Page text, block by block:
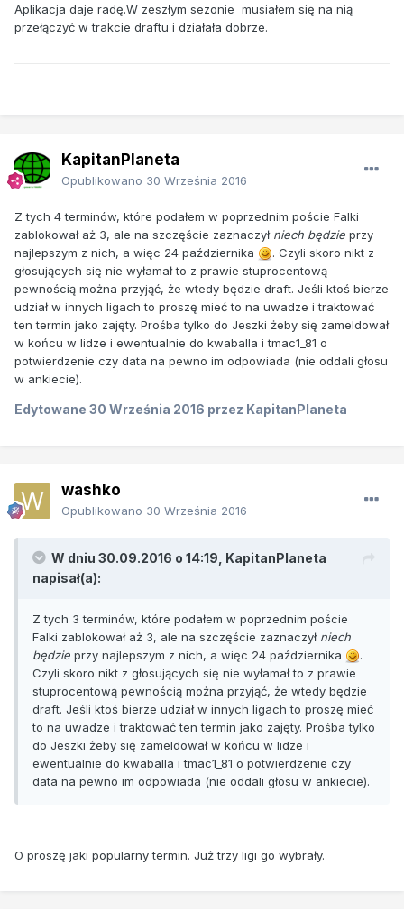
Aplikacja daje radę.W zeszłym sezonie musiałem się na nią
przełączyć w trakcie draftu i działała dobrze.
KapitanPlaneta
Opublikowano 30 Września 2016
Z tych 4 terminów, które podałem w poprzednim poście Falki
zablokował aż 3, ale na szczęście zaznaczył niech będzie przy
najlepszym z nich, a więc 24 października
. Czyli skoro nikt z
głosujących się nie wyłamał to z prawie stuprocentową
pewnością można przyjąć, że wtedy będzie draft. Jeśli ktoś bierze
udział w innych ligach to proszę mieć to na uwadze i traktować
ten termin jako zajęty. Prośba tylko do Jeszki żeby się zameldował
w końcu w lidze i ewentualnie do kwaballa i tmac1_81 o
potwierdzenie czy data na pewno im odpowiada (nie oddali głosu
w ankiecie).
Edytowane 30 Września 2016 przez KapitanPlaneta
washko
Opublikowano 30 Września 2016
W dniu 30.09.2016 o 14:19, KapitanPlaneta
napisał(a):
Z tych 3 terminów, które podałem w poprzednim poście
Falki zablokował aż 3, ale na szczęście zaznaczył niech
będzie przy najlepszym z nich, a więc 24 października
.
Czyli skoro nikt z głosujących się nie wyłamał to z prawie
stuprocentową pewnością można przyjąć, że wtedy będzie
draft. Jeśli ktoś bierze udział w innych ligach to proszę mieć
to na uwadze i traktować ten termin jako zajęty. Prośba tylko
do Jeszki żeby się zameldował w końcu w lidze i
ewentualnie do kwaballa i tmac1_81 o potwierdzenie czy
data na pewno im odpowiada (nie oddali głosu w ankiecie).
O proszę jaki popularny termin. Już trzy ligi go wybrały.